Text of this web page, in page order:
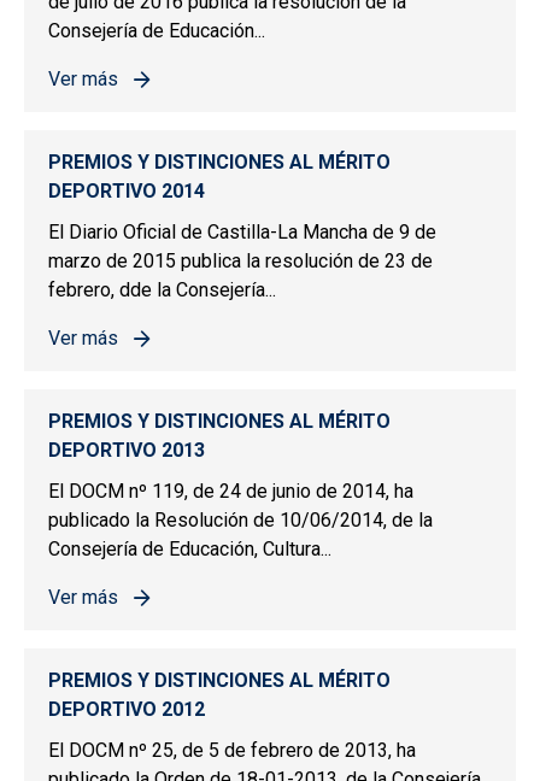
Consejería de Educación...
Ver más
sobre PREMIOS Y DISTINCIONES AL MÉRITO
PREMIOS Y DISTINCIONES AL MÉRITO
DEPORTIVO 2014
El Diario Oficial de Castilla-La Mancha de 9 de
marzo de 2015 publica la resolución de 23 de
febrero, dde la Consejería...
Ver más
sobre PREMIOS Y DISTINCIONES AL MÉRITO
PREMIOS Y DISTINCIONES AL MÉRITO
DEPORTIVO 2013
El DOCM nº 119, de 24 de junio de 2014, ha
publicado la Resolución de 10/06/2014, de la
Consejería de Educación, Cultura...
Ver más
sobre PREMIOS Y DISTINCIONES AL MÉRITO
PREMIOS Y DISTINCIONES AL MÉRITO
DEPORTIVO 2012
El DOCM nº 25, de 5 de febrero de 2013, ha